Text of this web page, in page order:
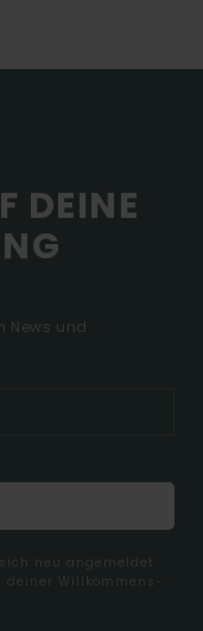
DEINE
News und
neu angemeldet
Willkommens-